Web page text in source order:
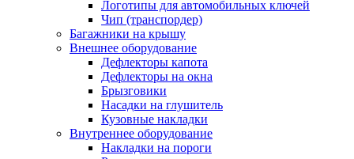
Логотипы для автомобильных ключей
Чип (транспордер)
Багажники на крышу
Внешнее оборудование
Дефлекторы капота
Дефлекторы на окна
Брызговики
Насадки на глушитель
Кузовные накладки
Внутреннее оборудование
Накладки на пороги